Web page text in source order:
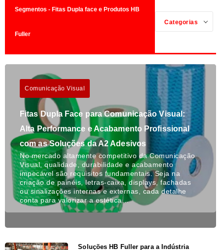
Segmentos - Fitas Dupla face e Produtos HB
Fuller
Categorias
Comunicação Visual
Fitas Dupla Face para Comunicação Visual:
Alta Performance e Acabamento Profissional
com as Soluções da A2 Adesivos
No mercado altamente competitivo da Comunicação
Visual, qualidade, durabilidade e acabamento
impecável são requisitos fundamentais. Seja na
criação de painéis, letras-caixa, displays, fachadas
ou sinalizações internas e externas, cada detalhe
conta para valorizar a estética…
Soluções HB Fuller para a Indústria